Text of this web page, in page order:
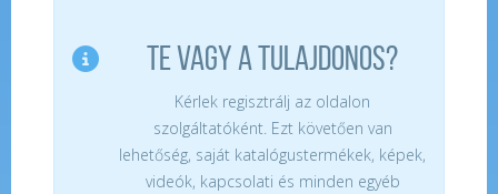
TE VAGY A TULAJDONOS?
Kérlek regisztrálj az oldalon
szolgáltatóként. Ezt követően van
lehetőség, saját katalógustermékek, képek,
videók, kapcsolati és minden egyéb